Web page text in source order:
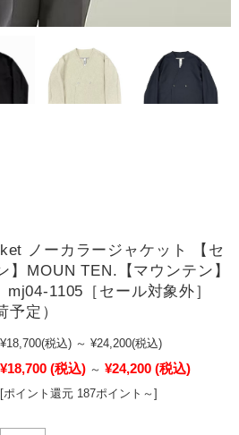
ノーカラージャケット 【セ
】MOUN TEN.【マウンテン】
mj04-1105［セール対象外］
定）
¥18,700(税込) ～ ¥24,200(税込)
¥18,700 (税込) ～ ¥24,200 (税込)
[ポイント還元 187ポイント～]